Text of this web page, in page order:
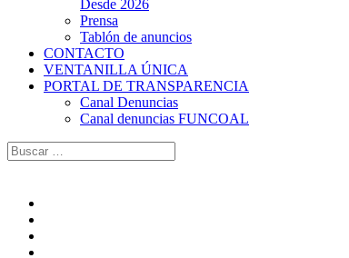
Desde 2026
Prensa
Tablón de anuncios
CONTACTO
VENTANILLA ÚNICA
PORTAL DE TRANSPARENCIA
Canal Denuncias
Canal denuncias FUNCOAL
Buscar: